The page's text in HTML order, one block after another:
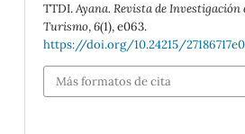
TTDI.Ayana. Revista de Investigación
Turismo,6(1), e063.
https://doi.org/10.24215/
Más formatos de cita